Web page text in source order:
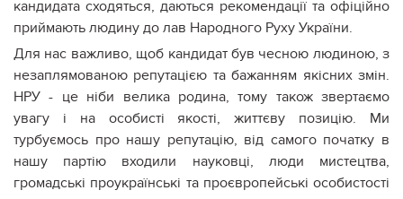
кандидата сходяться, даються рекомендації та офіційно
приймають людину до лав Народного Руху України.
Для нас важливо, щоб кандидат був чесною людиною, з
незаплямованою репутацією та бажанням якісних змін.
НРУ - це ніби велика родина, тому також звертаємо
увагу і на особисті якості, життєву позицію. Ми
турбуємось про нашу репутацію, від самого початку в
нашу партію входили науковці, люди мистецтва,
громадські проукраїнські та проєвропейські особистості